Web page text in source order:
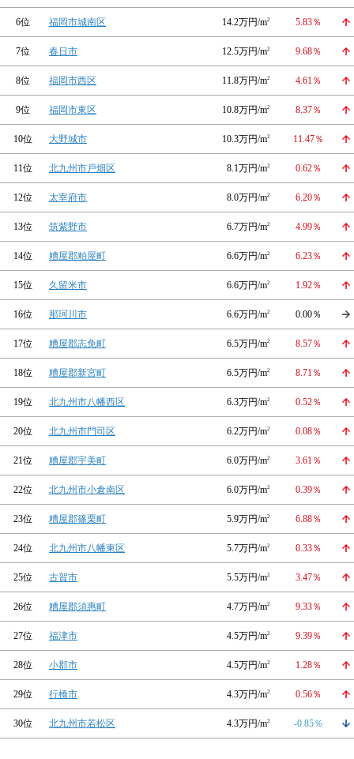
6位 福岡市城南区 14.2万円/m2 5.83％
7位 春日市 12.5万円/m2 9.68％
8位 福岡市西区 11.8万円/m2 4.61％
9位 福岡市東区 10.8万円/m2 8.37％
10位 大野城市 10.3万円/m2 11.47％
11位 北九州市戸畑区 8.1万円/m2 0.62％
12位 太宰府市 8.0万円/m2 6.20％
13位 筑紫野市 6.7万円/m2 4.99％
14位 糟屋郡粕屋町 6.6万円/m2 6.23％
15位 久留米市 6.6万円/m2 1.92％
16位 那珂川市 6.6万円/m2 0.00％
17位 糟屋郡志免町 6.5万円/m2 8.57％
18位 糟屋郡新宮町 6.5万円/m2 8.71％
19位 北九州市八幡西区 6.3万円/m2 0.52％
20位 北九州市門司区 6.2万円/m2 0.08％
21位 糟屋郡宇美町 6.0万円/m2 3.61％
22位 北九州市小倉南区 6.0万円/m2 0.39％
23位 糟屋郡篠栗町 5.9万円/m2 6.88％
24位 北九州市八幡東区 5.7万円/m2 0.33％
25位 古賀市 5.5万円/m2 3.47％
26位 糟屋郡須惠町 4.7万円/m2 9.33％
27位 福津市 4.5万円/m2 9.39％
28位 小郡市 4.5万円/m2 1.28％
29位 行橋市 4.3万円/m2 0.56％
30位 北九州市若松区 4.3万円/m2 -0.85％